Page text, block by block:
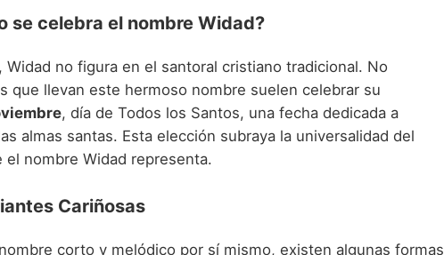
se celebra el nombre Widad?
Widad no figura en el santoral cristiano tradicional. No
que llevan este hermoso nombre suelen celebrar su
, día de Todos los Santos, una fecha dedicada a
almas santas. Esta elección subraya la universalidad del
el nombre Widad representa.
Cariñosas
corto y melódico por sí mismo, existen algunas formas